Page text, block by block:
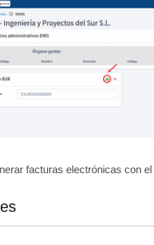
facturas electrónicas con